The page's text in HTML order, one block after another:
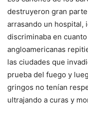
destruyeron gran
arrasando un hospital,
discriminaba en
angloamericanas
las ciudades que
prueba del fuego y
gringos no tenían
ultrajando a curas y